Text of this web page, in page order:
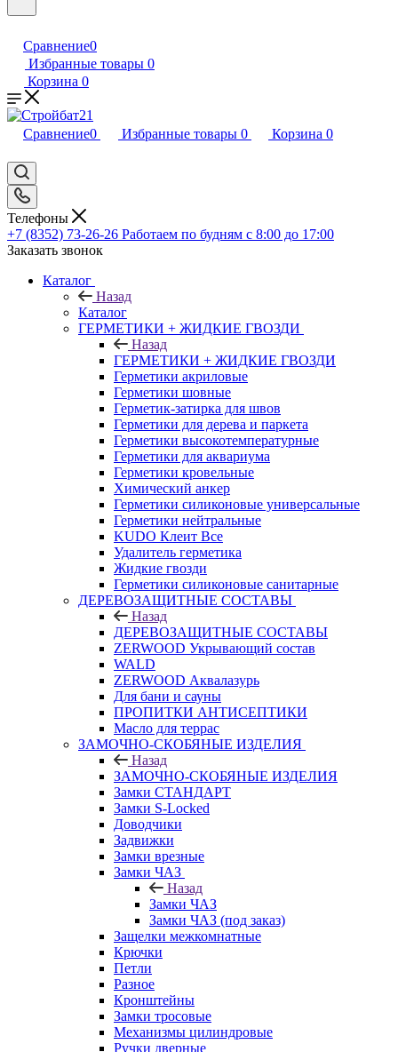
Сравнение0
Избранные товары 0
Корзина 0
Сравнение0 Избранные товары 0 Корзина 0
Телефоны
+7 (8352) 73-26-26 Работаем по будням с 8:00 до 17:00
Заказать звонок
Каталог
Назад
Каталог
ГЕРМЕТИКИ + ЖИДКИЕ ГВОЗДИ
Назад
ГЕРМЕТИКИ + ЖИДКИЕ ГВОЗДИ
Герметики акриловые
Герметики шовные
Герметик-затирка для швов
Герметики для дерева и паркета
Герметики высокотемпературные
Герметики для аквариума
Герметики кровельные
Химический анкер
Герметики силиконовые универсальные
Герметики нейтральные
KUDO Клеит Все
Удалитель герметика
Жидкие гвозди
Герметики силиконовые санитарные
ДЕРЕВОЗАЩИТНЫЕ СОСТАВЫ
Назад
ДЕРЕВОЗАЩИТНЫЕ СОСТАВЫ
ZERWOOD Укрывающий состав
WALD
ZERWOOD Аквалазурь
Для бани и сауны
ПРОПИТКИ АНТИСЕПТИКИ
Масло для террас
ЗАМОЧНО-СКОБЯНЫЕ ИЗДЕЛИЯ
Назад
ЗАМОЧНО-СКОБЯНЫЕ ИЗДЕЛИЯ
Замки СТАНДАРТ
Замки S-Locked
Доводчики
Задвижки
Замки врезные
Замки ЧАЗ
Назад
Замки ЧАЗ
Замки ЧАЗ (под заказ)
Защелки межкомнатные
Крючки
Петли
Разное
Кронштейны
Замки тросовые
Механизмы цилиндровые
Ручки дверные